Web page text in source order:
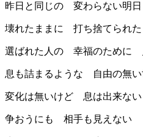
昨日と同じの 変わらない明
壊れたままに 打ち捨てられ
選ばれた人の 幸福のために
息も詰まるような 自由の無い
変化は無いけど 息は出来ない
争おうにも 相手も見えない